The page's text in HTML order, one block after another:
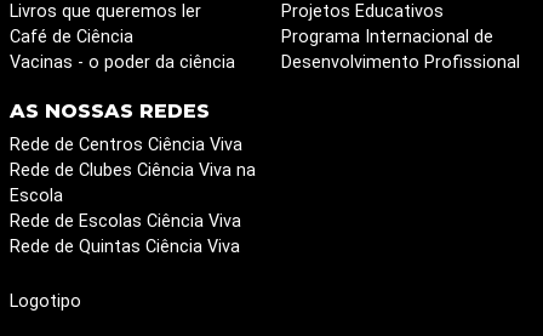
Livros que queremos ler
Café de Ciência
Vacinas - o poder da ciência
Projetos Educativos
Programa Internacional de
Desenvolvimento Profissional
AS NOSSAS REDES
Rede de Centros Ciência Viva
Rede de Clubes Ciência Viva na
Escola
Rede de Escolas Ciência Viva
Rede de Quintas Ciência Viva
Logotipo